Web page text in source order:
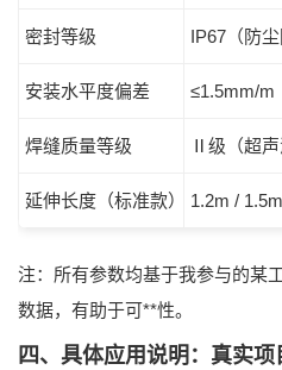
密封等级 IP67（防尘
安装水平度偏差 ≤1.5mm/m
焊缝质量等级 Ⅱ级（超声
延伸长度（标准款） 1.2m /
注：所有参数均基于我参与的某
数据，有助于可**性。
四、具体应用说明：真实